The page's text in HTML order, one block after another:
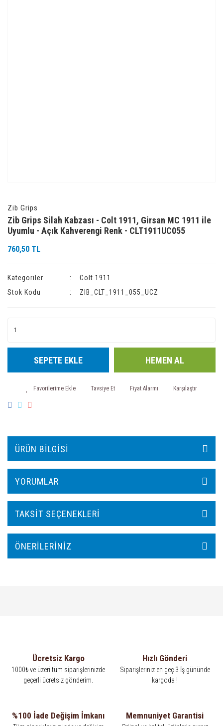
Zib Grips
Zib Grips Silah Kabzası - Colt 1911, Girsan MC 1911 ile
Uyumlu - Açık Kahverengi Renk - CLT1911UC055
760,50 TL
Kategoriler
Colt 1911
Stok Kodu
ZIB_CLT_1911_055_UCZ
SEPETE EKLE HEMEN AL
Tavsiye Et Fiyat Alarmı Karşılaştır
ÜRÜN BILGISI
YORUMLAR
TAKSIT SEÇENEKLERI
ÖNERILERINIZ
Ücretsiz Kargo
1000₺ ve üzeri tüm siparişlerinizde
geçerli ücretsiz gönderim.
Hızlı Gönderi
Siparişleriniz en geç 3 İş gününde
kargoda !
%100 İade Değişim İmkanı Memnuniyet Garantisi